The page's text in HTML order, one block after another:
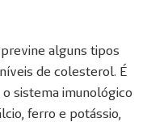
alguns tipos
de colesterol. É
o sistema imunológico
ferro e potássio,